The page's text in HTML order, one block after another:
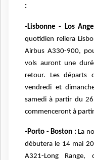
:
-Lisbonne - Los
quotidien reliera
Airbus A330-900,
vols auront une
retour. Les départs
vendredi et
samedi à partir du
commenceront à
-Porto - Boston : La
débutera le 14 mai
A321-Long